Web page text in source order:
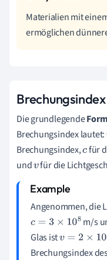
Materialien mit
ermöglichen
Die grundlegende
Brechungsindex lautet:
Brechungsindex,cfür
undvfür die
Angenommen, die
c=3× 10 8
m/s
Glas istv=2× 10 8
Brechungsindex